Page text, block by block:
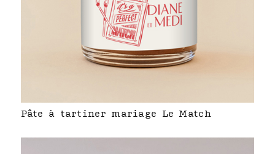
Pâte à tartiner mariage Le Match